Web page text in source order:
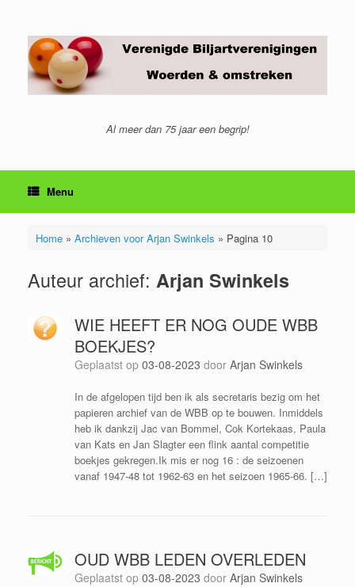
inhoud
Al meer dan 75 jaar een begrip!
Menu
Home» Archieven voor Arjan Swinkels » Pagina 10
Auteur archief: Arjan Swinkels
WIE HEEFT ER NOG OUDE WBB
BOEKJES?
Geplaatst op 03-08-2023 door Arjan Swinkels
In de afgelopen tijd ben ik als secretaris bezig om het
papieren archief van de WBB op te bouwen. Inmiddels
heb ik dankzij Jac van Bommel, Cok Kortekaas, Paula
van Kats en Jan Slagter een flink aantal competitie
boekjes gekregen.Ik mis er nog 16 : de seizoenen
vanaf 1947-48 tot 1962-63 en het seizoen 1965-66. […]
OUD WBB LEDEN OVERLEDEN
Geplaatst op 03-08-2023 door Arjan Swinkels